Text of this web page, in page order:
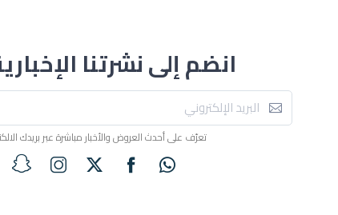
انضم إلى نشرتنا
تعرّف على أحدث العروض والأخبار مباشرة عبر بريدك